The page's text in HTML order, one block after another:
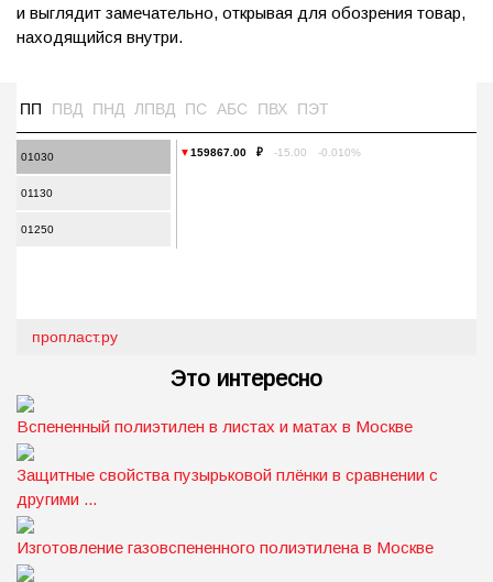
и выглядит замечательно, открывая для обозрения товар,
находящийся внутри.
ПП ПВД ПНД ЛПВД ПС АБС ПВХ ПЭТ
01030
01130
01250
▼159867.00 ₽ -15.00 -0.010%
пропласт.ру
Это интересно
Вспененный полиэтилен в листах и матах в Москве
Защитные свойства пузырьковой плёнки в сравнении с
другими ...
Изготовление газовспененного полиэтилена в Москве